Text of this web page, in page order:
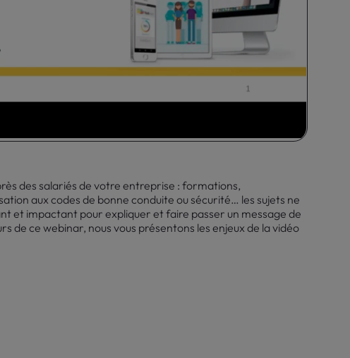
des salariés de votre entreprise : formations,
aux codes de bonne conduite ou sécurité… les sujets ne
et impactant pour expliquer et faire passer un message de
de ce webinar, nous vous présentons les enjeux de la vidéo